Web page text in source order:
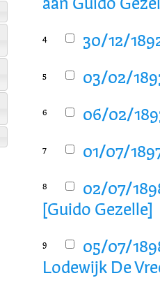
aan Guido
4 30/12/
5 03/02/
6 06/02/
7 01/07/
8
02/07/
[Guido Gezelle]
9
05/07/
Lodewijk De